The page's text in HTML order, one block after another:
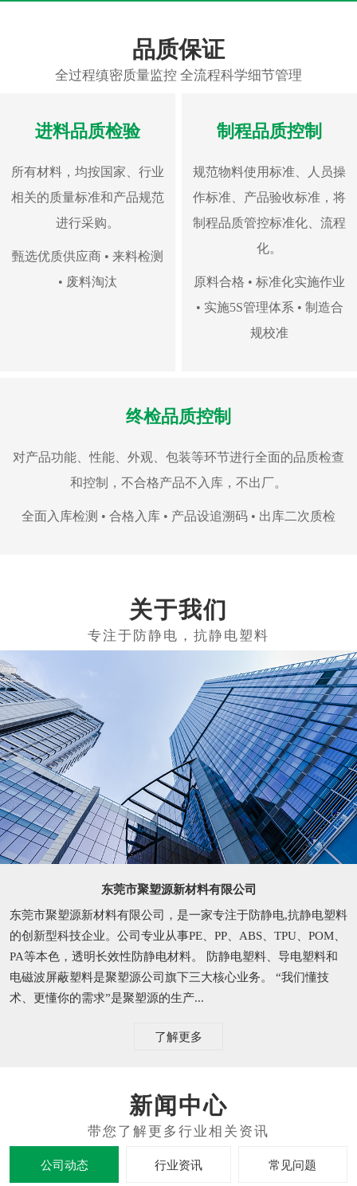
品质保证
全过程缜密质量监控 全流程科学细节管理
进料品质检验
所有材料，均按国家、行业
相关的质量标准和产品规范
进行采购。
甄选优质供应商 • 来料检测
• 废料淘汰
制程品质控制
规范物料使用标准、人员操
作标准、产品验收标准，将
制程品质管控标准化、流程
化。
原料合格 • 标准化实施作业
• 实施5S管理体系 • 制造合
规校准
终检品质控制
对产品功能、性能、外观、包装等环节进行全面的品质检查
和控制，不合格产品不入库，不出厂。
全面入库检测 • 合格入库 • 产品设追溯码 • 出库二次质检
关于我们
东莞市聚塑源新材料有限公司
东莞市聚塑源新材料有限公司，是一家专注于防静电,抗静电塑料
的创新型科技企业。公司专业从事PE、PP、ABS、TPU、POM、
PA等本色，透明长效性防静电材料。 防静电塑料、导电塑料和
电磁波屏蔽塑料是聚塑源公司旗下三大核心业务。 “我们懂技
术、更懂你的需求”是聚塑源的生产...
了解更多
新闻中心
公司动态 行业资讯 常见问题